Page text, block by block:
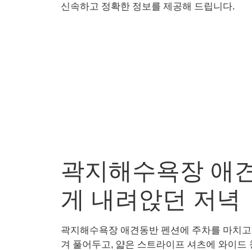
신속하고 정확한 정보를 제공해 드립니다.
곽지해수욕장 애
게 내려앉던 저녁
곽지해수욕장 애견동반 펜션에 주차를 마치
겨 풀어두고, 얇은 스트라이프 셔츠에 와이